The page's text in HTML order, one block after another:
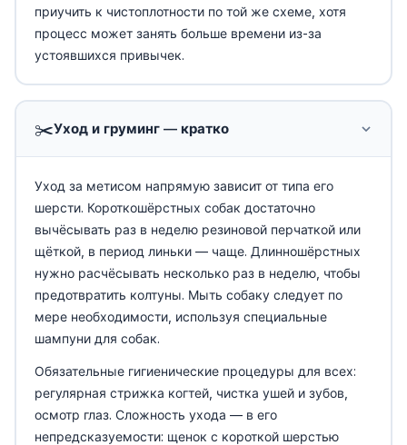
приучить к чистоплотности по той же схеме, хотя
процесс может занять больше времени из-за
устоявшихся привычек.
✂️Уход и груминг — кратко
Уход за метисом напрямую зависит от типа его
шерсти. Короткошёрстных собак достаточно
вычёсывать раз в неделю резиновой перчаткой или
щёткой, в период линьки — чаще. Длинношёрстных
нужно расчёсывать несколько раз в неделю, чтобы
предотвратить колтуны. Мыть собаку следует по
мере необходимости, используя специальные
шампуни для собак.
Обязательные гигиенические процедуры для всех:
регулярная стрижка когтей, чистка ушей и зубов,
осмотр глаз. Сложность ухода — в его
непредсказуемости: щенок с короткой шерстью